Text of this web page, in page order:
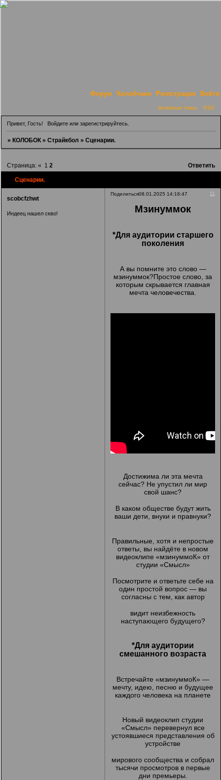
Форум Колобчане Регистрация Войти
Активные темы RSS
Привет, Гость! Войдитеили зарегистрируйтесь.
»КОЛОБОК »Страйкбол »Сценарии.
Сценарии.
Страница:« 1 2 Ответить
Поделиться 11
08.01.2025 14:18:47
scobcfzhwt
Индеец нашел скво! Мзинуммок
*Для аудитории старшего
поколения
А вы помните это слово —
мзинуммок?Простое слово, за
которым скрывается главная
мечта человечества.
Достижима ли эта мечта
сейчас? Не упустил ли мир
свой шанс?
В каком обществе будут жить
ваши дети, внуки и правнуки?
Правильные, хотя и непростые
ответы, вы найдёте в новом
видеоклипе «мзинуммоК» от
студии «Смысл»
Посмотрите и ответьте себе на
один простой вопрос — вы
согласны с тем, как автор
видит неизбежность
наступающего будущего?
*Для аудитории
смешанного возраста
Встречайте «мзинуммоК» —
мечту, идею, песню и будущее
каждого человека на планете
Новый видеоклип студии
«Смысл» перевернул все
устоявшиеся представления об
устройстве
мирового сообщества и собрал
тысячи просмотров в первые
дни премьеры.